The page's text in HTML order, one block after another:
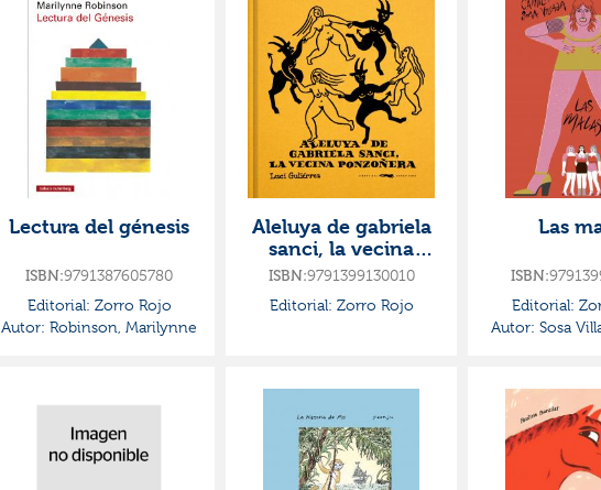
Lectura del génesis
ISBN:9791387605780
Editorial: Zorro Rojo
Autor: Robinson, Marilynne
Aleluya de gabriela
sanci, la vecina
ponzoñera
ISBN:9791399130010
Editorial: Zorro Rojo
Las
ISBN:
Editorial:
Autor: Sosa